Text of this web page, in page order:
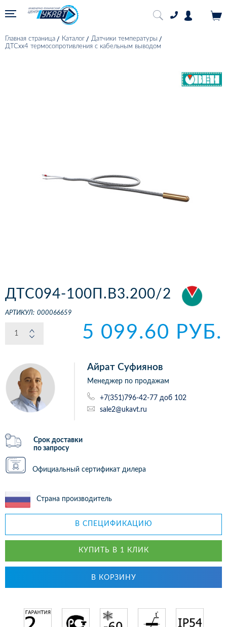
Главная страница Каталог
Датчики температуры
ДТСхх4 термосопротивления с кабельным выводом
ДТС094-100П.В3.200/2
АРТИКУЛ: 000066659
5 099.60 РУБ.
Айрат Суфиянов
Менеджер по продажам
+7(351)796-42-77 доб 102
sale2@ukavt.ru
Срок доставки
по запросу
Официальный сертификат дилера
Страна производитель
В СПЕЦИФИКАЦИЮ
КУПИТЬ В 1 КЛИК
В КОРЗИНУ